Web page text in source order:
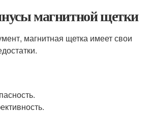
магнитной щетки
магнитная щетка имеет свои